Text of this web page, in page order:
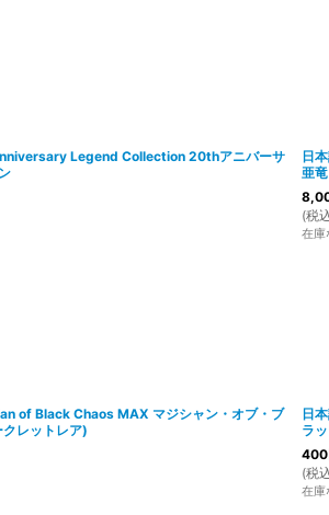
Legend Collection 20thアニバーサ
日
亜
(税
在庫
of Black Chaos MAX マジシャン・オブ・ブ
レットレア)
日
ラ
400
(税
在庫